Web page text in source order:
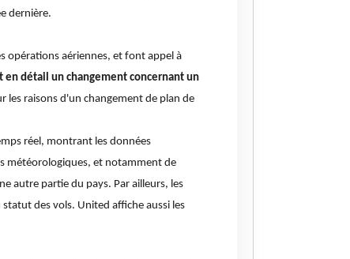
dernière.
opérations aériennes, et font appel à
détail un changement concernant un
les raisons d'un changement de plan de
réel, montrant les données
météorologiques, et notamment de
autre partie du pays. Par ailleurs, les
des vols. United affiche aussi les